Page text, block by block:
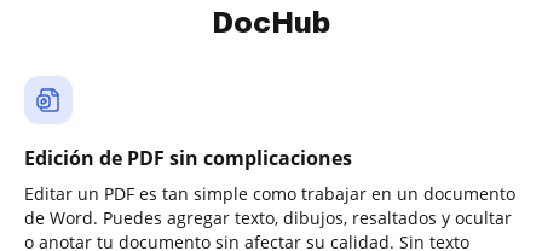
DocHub
Edición de PDF sin complicaciones
Editar un PDF es tan simple como trabajar en un documento
de Word. Puedes agregar texto, dibujos, resaltados y ocultar
o anotar tu documento sin afectar su calidad. Sin texto